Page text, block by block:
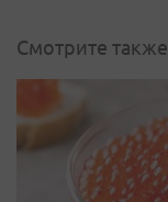
Смотрите также